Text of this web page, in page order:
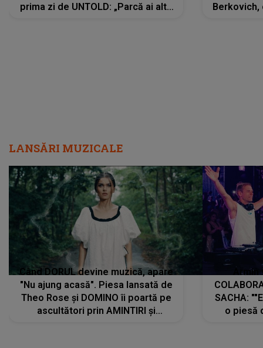
prima zi de UNTOLD: „Parcă ai altă
Berkovich,
LANSĂRI MUZICALE
Când DORUL devine muzică, apare
"Nu ajung acasă". Piesa lansată de
Theo Rose și DOMINO îi poartă pe
ascultători prin AMINTIRI și
SACHA:
o piesă